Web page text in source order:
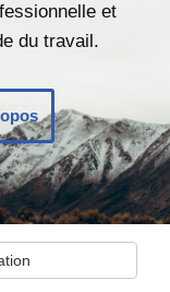
et
du travail.